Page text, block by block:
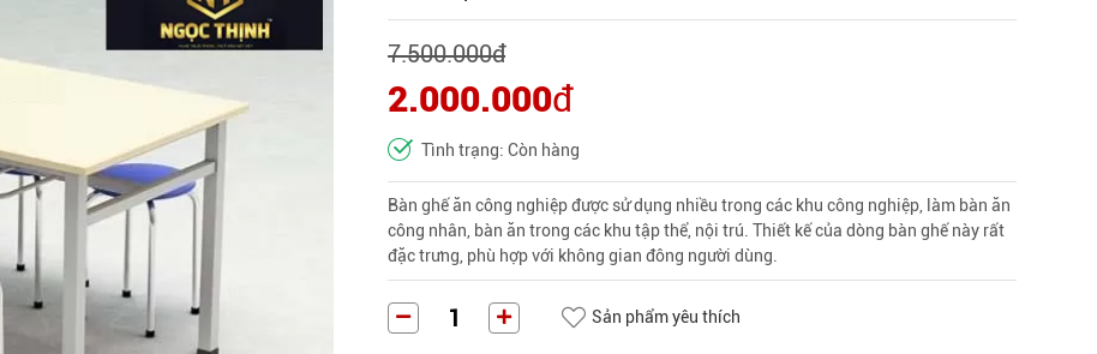
7.500.000đ
2.000.000đ
Tình trạng: Còn hàng
Bàn ghế ăn công nghiệp được sử dụng nhiều trong các khu công nghiệp, làm bàn ăn
công nhân, bàn ăn trong các khu tập thể, nội trú. Thiết kế của dòng bàn ghế này rất
đặc trưng, phù hợp với không gian đông người dùng.
Sản phẩm yêu thích